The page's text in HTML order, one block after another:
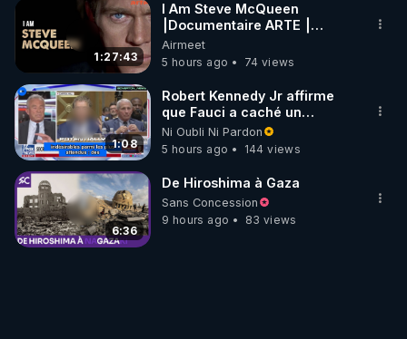
1:27:43
I Am Steve McQueen
⎮Documentaire ARTE ⎮
Cinema
Airmeet
5 hours ago
74 views
1:08
Robert Kennedy Jr affirme
que Fauci a caché un
infarctus pulmonaire
survenu après sa
vaccination
Ni Oubli Ni Pardon
5 hours ago
144 views
6:36
De Hiroshima à Gaza
Sans Concession
9 hours ago
83 views